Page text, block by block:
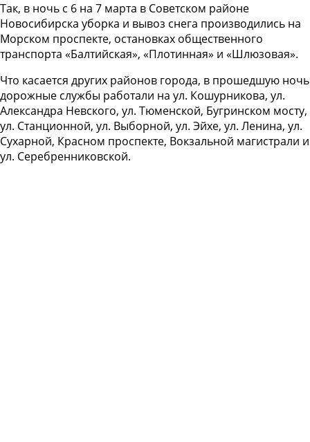
Так, в ночь с 6 на 7 марта в Советском районе
Новосибирска уборка и вывоз снега производились на
Морском проспекте, остановках общественного
транспорта «Балтийская», «Плотинная» и «Шлюзовая».
Что касается других районов города, в прошедшую ночь
дорожные службы работали на ул. Кошурникова, ул.
Александра Невского, ул. Тюменской, Бугринском мосту,
ул. Станционной, ул. Выборной, ул. Эйхе, ул. Ленина, ул.
Сухарной, Красном проспекте, Вокзальной магистрали и
ул. Серебренниковской.